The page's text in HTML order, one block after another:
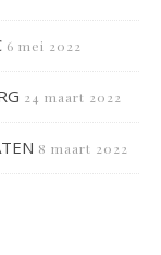
6 mei 2022
24 maart 2022
8 maart 2022